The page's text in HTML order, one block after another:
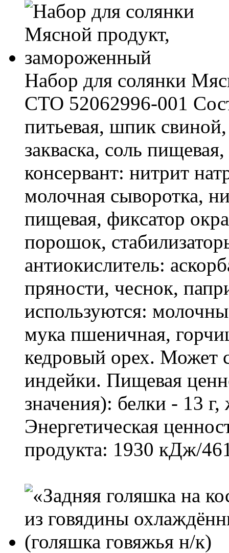
Набор для солянки
СТО 52062996-001
питьевая, шпик
закваска, соль
консервант: нитрит
молочная сыворотка,
пищевая, фиксатор
порошок,
антиокислитель:
пряности, чеснок,
используются:
мука пшеничная,
кедровый орех.
индейки. Пищевая
значения): белки - 13
Энергетическая
продукта: 1930 кДж/